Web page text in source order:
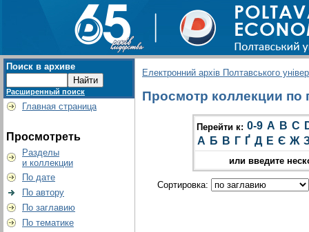
Поиск в архиве
Расширенный поиск
Главная страница
Просмотреть
Разделы
и коллекции
По дате
По автору
По заглавию
По тематике
Електронний архів Полтавського
Просмотр коллекции по
Перейти к: 0-9 A B C
А Б В Г Ґ Д Е Є Ж
или введите
Сортировка: